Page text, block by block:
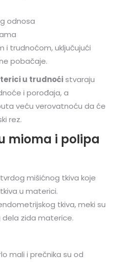
odnosa
i trudnoćom, uključujući
pobačaje.
u trudnoćistvaraju
i porođaja, a
veću verovatnoću da će
rez.
mioma i polipa
mišićnog tkiva koje
u materici.
tkiva, meki su
dela zida materice.
mali i prečnika su od